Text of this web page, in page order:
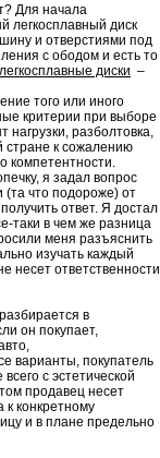
Для начала
легкосплавный диск
и отверстиями под
с ободом и есть то
легкосплавные диски –
того или иного
критерии при выборе
разболтовка,
стране к сожалению
компетентности.
я задал вопрос
(та что подороже) от
ответ. Я достал
таки в чем же разница
меня разъяснить
изучать каждый
несет ответственности
в
он покупает,
варианты, покупатель
с эстетической
продавец несет
к конкретному
и в плане предельно